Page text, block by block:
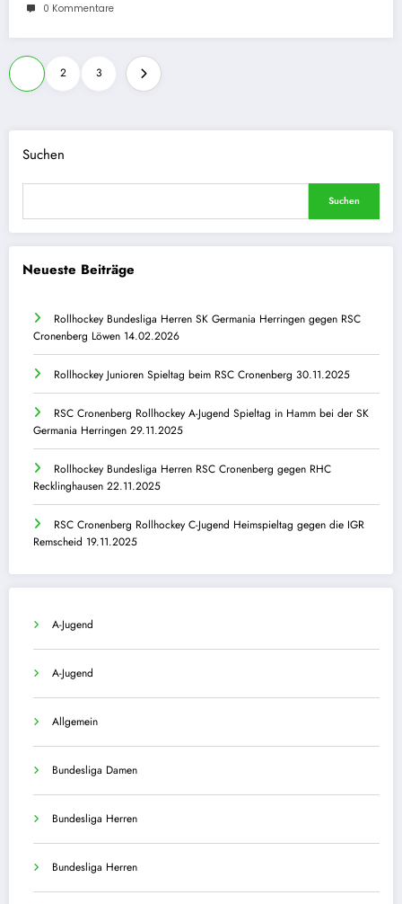
0 Kommentare
Seitennummerierung
der
Beiträge
2 3
Suchen
Suchen
Neueste Beiträge
Rollhockey Bundesliga Herren SK Germania Herringen gegen RSC
Cronenberg Löwen 14.02.2026
Rollhockey Junioren Spieltag beim RSC Cronenberg 30.11.2025
RSC Cronenberg Rollhockey A-Jugend Spieltag in Hamm bei der SK
Germania Herringen 29.11.2025
Rollhockey Bundesliga Herren RSC Cronenberg gegen RHC
Recklinghausen 22.11.2025
RSC Cronenberg Rollhockey C-Jugend Heimspieltag gegen die IGR
Remscheid 19.11.2025
A-Jugend
A-Jugend
Allgemein
Bundesliga Damen
Bundesliga Herren
Bundesliga Herren